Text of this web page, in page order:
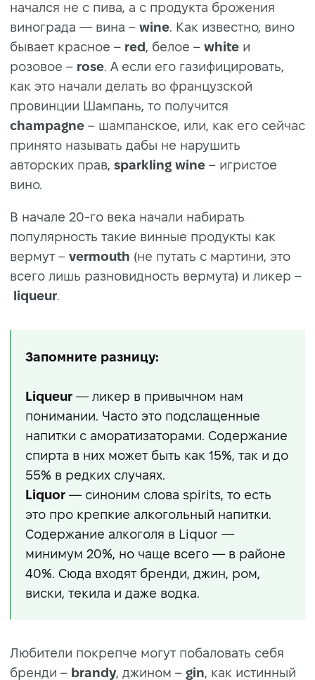
начался не с пива, а с продукта брожения
винограда — вина – wine. Как известно, вино
бывает красное – red, белое – white и
розовое – rose. А если его газифицировать,
как это начали делать во французской
провинции Шампань, то получится
champagne – шампанское, или, как его сейчас
принято называть дабы не нарушить
авторских прав, sparkling wine – игристое
вино.
В начале 20-го века начали набирать
популярность такие винные продукты как
вермут – vermouth (не путать с мартини, это
всего лишь разновидность вермута) и ликер –
liqueur.
Запомните разницу:
Liqueur — ликер в привычном нам
понимании. Часто это подслащенные
напитки с аморатизаторами. Содержание
спирта в них может быть как 15%, так и до
55% в редких случаях.
Liquor — синоним слова spirits, то есть
это про крепкие алкогольный напитки.
Содержание алкоголя в Liquor —
минимум 20%, но чаще всего — в районе
40%. Сюда входят бренди, джин, ром,
виски, текила и даже водка.
Любители покрепче могут побаловать себя
бренди – brandy, джином – gin, как истинный